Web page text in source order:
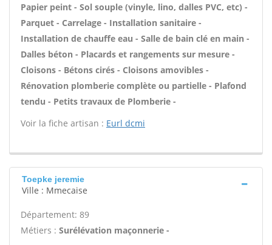
Papier peint - Sol souple (vinyle, lino, dalles PVC, etc) -
Parquet - Carrelage - Installation sanitaire -
Installation de chauffe eau - Salle de bain clé en main -
Dalles béton - Placards et rangements sur mesure -
Cloisons - Bétons cirés - Cloisons amovibles -
Rénovation plomberie complète ou partielle - Plafond
tendu - Petits travaux de Plomberie -
Voir la fiche artisan : Eurl dcmi
Toepke jeremie
Ville : Mmecaise
Département: 89
Métiers : Surélévation maçonnerie -